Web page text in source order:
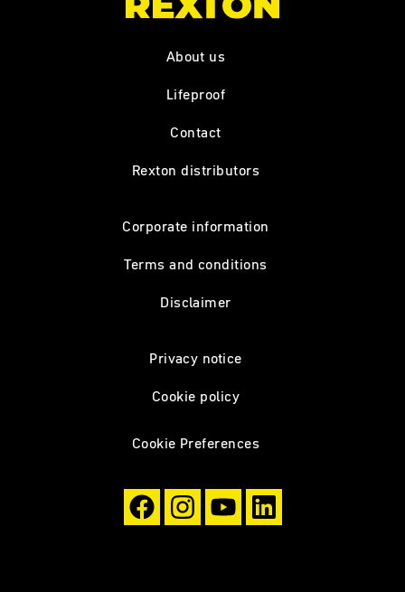
About us
Lifeproof
Contact
Rexton distributors
Corporate information
Terms and conditions
Disclaimer
Privacy notice
Cookie policy
Cookie Preferences